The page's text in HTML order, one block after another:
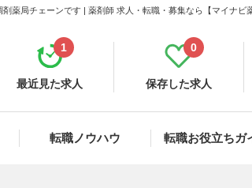
薬局チェーンです | 薬剤師 求人・転職・募集なら【マイナビ
最近見た求人
1
保存した求人
0
転職ノウハウ 転職お役立ちガ